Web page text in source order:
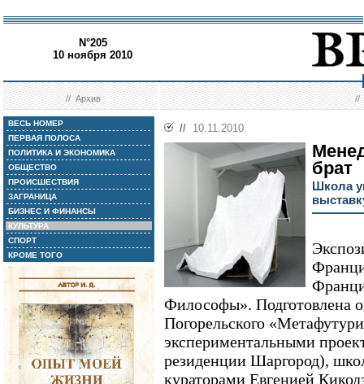
N°205
10 ноября 2010
//Архив //
ВЕСЬ НОМЕР
ПЕРВАЯ ПОЛОСА
ПОЛИТИКА И ЭКОНОМИКА
ОБЩЕСТВО
ПРОИСШЕСТВИЯ
ЗАГРАНИЦА
БИЗНЕС И ФИНАНСЫ
КУЛЬТУРА
СПОРТ
КРОМЕ ТОГО
// 10.11.2010
брат
Школа
Философы». Подготовлена
Погорельского
экспериментальными
резиденции Шаргород),
кураторами Евгенией